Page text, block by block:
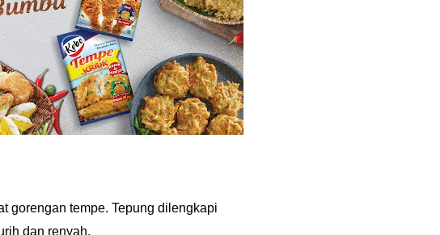
gorengan tempe. Tepung dilengkapi
dan renyah.